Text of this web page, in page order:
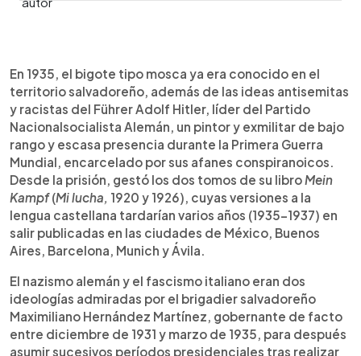
► Escuchar artículo
En 1935, el bigote tipo mosca ya era conocido en el
territorio salvadoreño, además de las ideas antisemitas
y racistas del Führer Adolf Hitler, líder del Partido
Nacionalsocialista Alemán, un pintor y exmilitar de bajo
rango y escasa presencia durante la Primera Guerra
Mundial, encarcelado por sus afanes conspiranoicos.
Desde la prisión, gestó los dos tomos de su libro Mein
Kampf(Mi lucha, 1920 y 1926), cuyas versiones a la
lengua castellana tardarían varios años (1935-1937) en
salir publicadas en las ciudades de México, Buenos
Aires, Barcelona, Munich y Ávila.
El nazismo alemán y el fascismo italiano eran dos
ideologías admiradas por el brigadier salvadoreño
Maximiliano Hernández Martínez, gobernante de facto
entre diciembre de 1931 y marzo de 1935, para después
asumir sucesivos períodos presidenciales tras realizar